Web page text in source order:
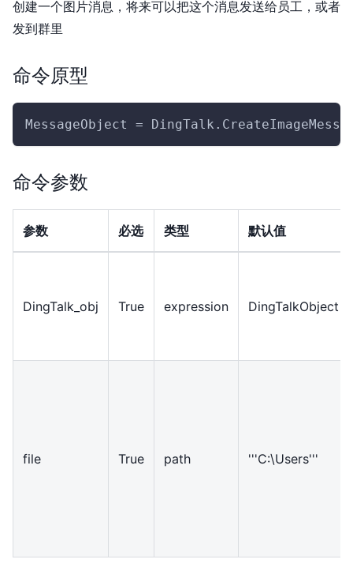
创建一个图片消息，将来可以把这个消息发送给员工，或者
发到群里
命令原型
MessageObject =
命令参数
参数 必选 类型 默认值
DingTalk_obj True expression DingTalkObject
file True path '''C:\Users'''